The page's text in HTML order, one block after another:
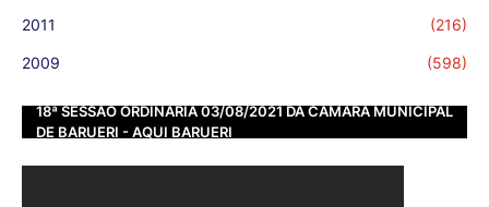
2011 (216)
2009 (598)
18ª SESSÃO ORDINÁRIA 03/08/2021 DA CÂMARA MUNICIPAL
DE BARUERI - AQUI BARUERI